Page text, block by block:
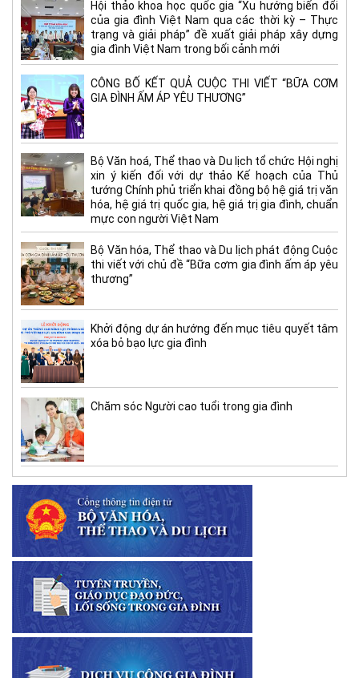
Hội thảo khoa học quốc gia “Xu hướng biến đổi
của gia đình Việt Nam qua các thời kỳ – Thực
trạng và giải pháp” đề xuất giải pháp xây dựng
gia đình Việt Nam trong bối cảnh mới
CÔNG BỐ KẾT QUẢ CUỘC THI VIẾT “BỮA CƠM
GIA ĐÌNH ẤM ÁP YÊU THƯƠNG”
Bộ Văn hoá, Thể thao và Du lịch tổ chức Hội nghị
xin ý kiến đối với dự thảo Kế hoạch của Thủ
tướng Chính phủ triển khai đồng bộ hệ giá trị văn
hóa, hệ giá trị quốc gia, hệ giá trị gia đình, chuẩn
mực con người Việt Nam
Bộ Văn hóa, Thể thao và Du lịch phát động Cuộc
thi viết với chủ đề “Bữa cơm gia đình ấm áp yêu
thương”
Khởi động dự án hướng đến mục tiêu quyết tâm
xóa bỏ bạo lực gia đình
Chăm sóc Người cao tuổi trong gia đình